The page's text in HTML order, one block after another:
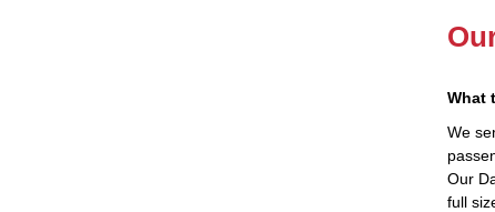
What
We
Our
full